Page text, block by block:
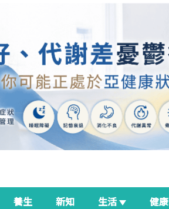
養生 新知 生活 健